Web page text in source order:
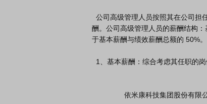
酬。公司高级管理人员的薪酬结构
于基本薪酬与绩效薪酬总额的 50%。